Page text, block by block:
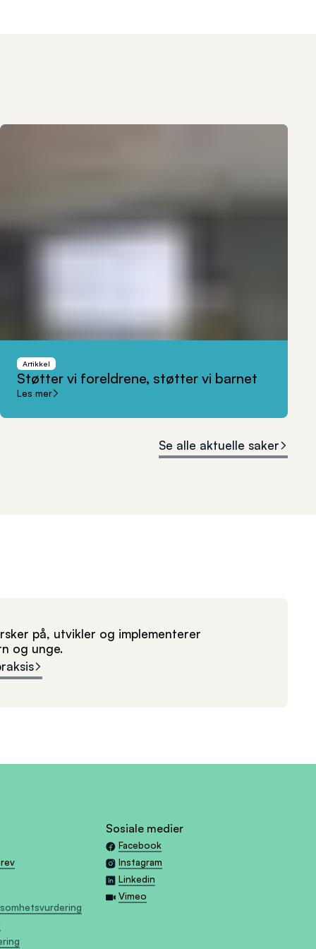
Artikkel
Støtter vi foreldrene, støtter vi barnet
Les mer
Se alle aktuelle saker
på, utvikler og implementerer
og unge.
Sosiale medier
Facebook
Instagram
Linkedin
Vimeo